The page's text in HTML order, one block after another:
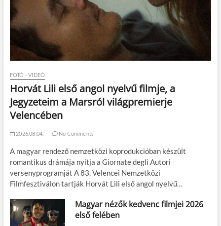
FOTÓ - VIDEÓ
Horvát Lili első angol nyelvű filmje, a
Jegyzeteim a Marsról világpremierje
Velencében
2026.08.04. No Comments
A magyar rendező nemzetközi koprodukcióban készült
romantikus drámája nyitja a Giornate degli Autori
versenyprogramját A 83. Velencei Nemzetközi
Filmfesztiválon tartják Horvát Lili első angol nyelvű…
Magyar nézők kedvenc filmjei 2026
első felében